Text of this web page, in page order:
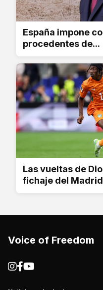
España impone
procedentes de...
Las vueltas de
fichaje del
Voice of Freedom